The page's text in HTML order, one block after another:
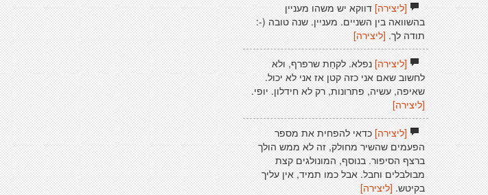
[ליצירה]דווקא יש משהו מעניין
בהשוואה בין השניים. מעניין. שנה טובה (-:
תודה לך. [ליצירה]
[ליצירה]נפלא. לקחַת שרפרף, ולא
לחשוב שאם אני כזה קטן אז אני לא יכול.
שאיפה, עשיה, פתרונות, רק לא חידלון. יופי.
[ליצירה]
[ליצירה]כדאי להפחית את מספר
הפעמים שהשיר מחולק, זה לא ממש הולך
ברצף הסיפור. בנוסף, המונולגים קצת
מבולבלים וחבל. אבל כמו תמיד, אין עליך
בקיטש.[ליצירה]